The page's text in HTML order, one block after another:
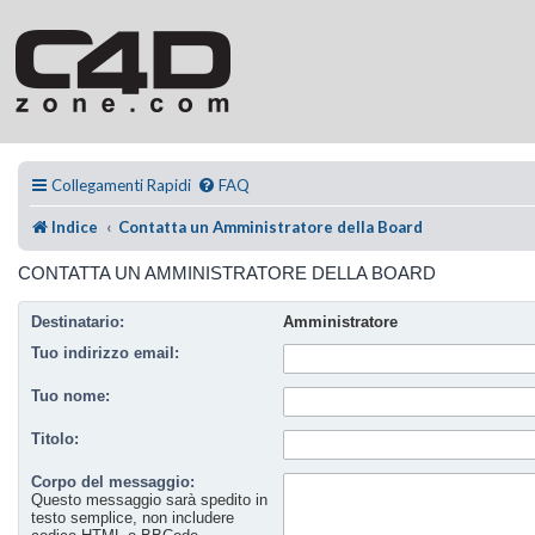
Collegamenti Rapidi FAQ
Indice Contatta un Amministratore della Board
CONTATTA UN AMMINISTRATORE DELLA BOARD
Destinatario:
Amministratore
Tuo indirizzo email:
Tuo nome:
Titolo:
Corpo del messaggio:
Questo messaggio sarà spedito in
testo semplice, non includere